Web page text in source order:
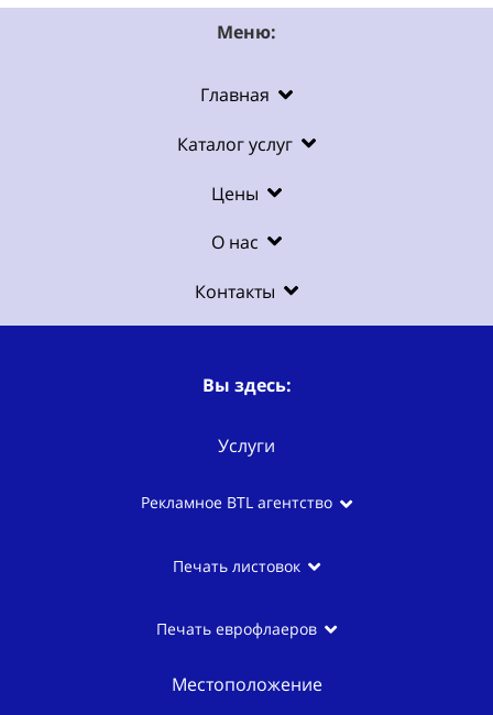
Меню:
Главная
Каталог услуг
Цены
О нас
Контакты
Вы здесь:
Услуги
Рекламное BTL агентство
Печать листовок
Печать еврофлаеров
Местоположение